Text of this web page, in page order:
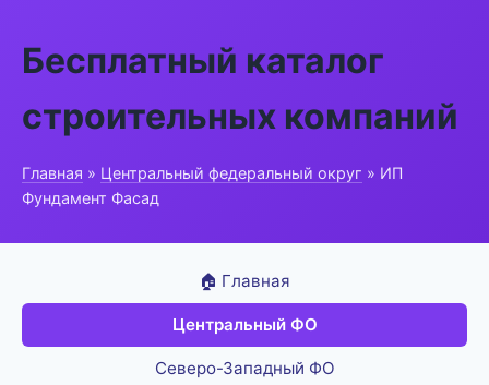
Бесплатный каталог
строительных компаний
Главная » Центральный федеральный округ » ИП
Фундамент Фасад
🏠 Главная
Центральный ФО
Северо-Западный ФО